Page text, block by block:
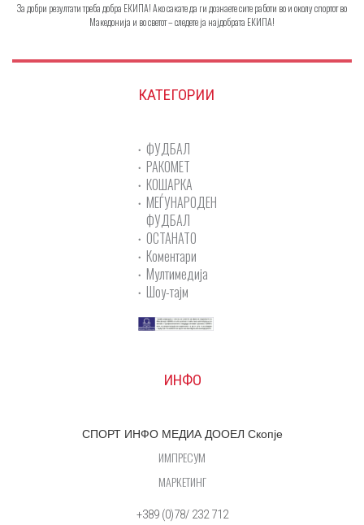
За добри резултати треба добра ЕКИПА! Ако сакате да ги дознаете сите работи во и околу спортот во
Македонија и во светот – следете ја најдобрата ЕКИПА!
КАТЕГОРИИ
ФУДБАЛ
РАКОМЕТ
КОШАРКА
МЕЃУНАРОДЕН
ФУДБАЛ
ОСТАНАТО
Коментари
Мултимедија
Шоу-тајм
ИНФО
СПОРТ ИНФО МЕДИА ДООЕЛ Скопје
ИМПРЕСУМ
МАРКЕТИНГ
+389 (0)78/ 232 712